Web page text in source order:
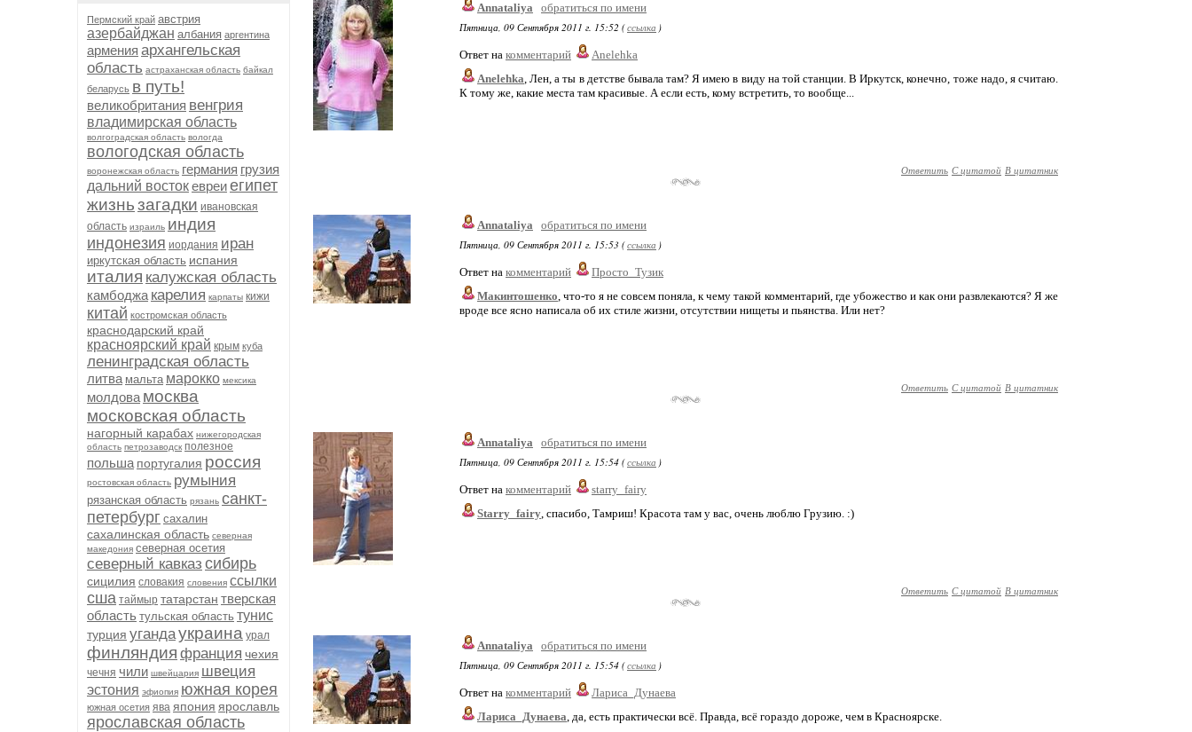
Пермский край австрия
азербайджан албания аргентина
армения архангельская
область астраханская область байкал
беларусь в путь!
великобритания венгрия
владимирская область
волгоградская область вологда
вологодская область
воронежская область германия грузия
дальний востокевреиегипет
жизньзагадки ивановская
область израиль индия
индонезия иордания иран
иркутская область испания
италия калужская область
камбоджа карелия карпаты кижи
китай костромская область
краснодарский край
красноярский край крым куба
ленинградская область
литва мальта марокко мексика
молдова москва
московская область
нагорный карабах нижегородская
область петрозаводск полезное
польша португалия россия
ростовская область румыния
рязанская область рязань санкт-
петербург сахалин
сахалинская область северная
македония северная осетия
северный кавказ сибирь
сицилия словакия словения ссылки
сша таймыр татарстан тверская
область тульская область тунис
турция угандаукраина урал
финляндия франция чехия
чечня чили швейцария швеция
эстония эфиопия южная корея
южная осетия ява япония ярославль
ярославская область
Annataliya
обратиться по имени
Пятница, 09 Сентября 2011 г. 15:52 (ссылка )
Ответ на комментарий
Anelehka
Anelehka, Лен, а ты в детстве бывала там? Я имею в виду на той станции. В Иркутск, конечно, тоже надо, я считаю.
К тому же, какие места там красивые. А если есть, кому встретить, то вообще...
Ответить С цитатой В цитатник
Annataliya
обратиться по имени
Пятница, 09 Сентября 2011 г. 15:53 (ссылка )
Ответ на комментарий
Просто_Тузик
Макинтошенко, что-то я не совсем поняла, к чему такой комментарий, где убожество и как они развлекаются? Я же
вроде все ясно написала об их стиле жизни, отсутствии нищеты и пьянства. Или нет?
Ответить С цитатой В цитатник
Annataliya
обратиться по имени
Пятница, 09 Сентября 2011 г. 15:54 (ссылка )
Ответ на комментарий
starry_fairy
Starry_fairy, спасибо, Тамриш! Красота там у вас, очень люблю Грузию. :)
Ответить С цитатой В цитатник
Annataliya
обратиться по имени
Пятница, 09 Сентября 2011 г. 15:54 (ссылка )
Ответ на комментарий
Лариса_Дунаева
Лариса_Дунаева, да, есть практически всё. Правда, всё гораздо дороже, чем в Красноярске.